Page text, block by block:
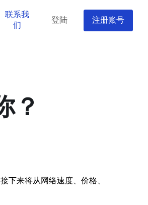
联系我
们
登陆 注册账号
？
下来将从网络速度、价格、